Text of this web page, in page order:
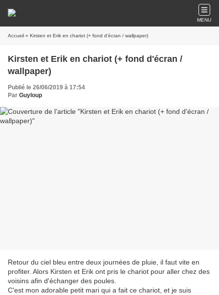
MENU
Accueil » Kirsten et Erik en chariot (+ fond d'écran / wallpaper)
Kirsten et Erik en chariot (+ fond d'écran /
wallpaper)
Publié le 26/06/2019 à 17:54
Par Guyloup
Retour du ciel bleu entre deux journées de pluie, il faut vite en
profiter. Alors Kirsten et Erik ont pris le chariot pour aller chez des
voisins afin d'échanger des poules.
C'est mon adorable petit mari qui a fait ce chariot, et je suis